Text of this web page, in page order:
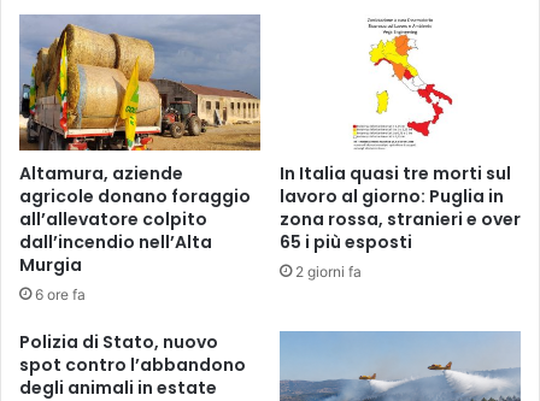
Altamura, aziende
agricole donano foraggio
all’allevatore colpito
dall’incendio nell’Alta
Murgia
6 ore fa
In Italia quasi tre morti sul
lavoro al giorno: Puglia in
zona rossa, stranieri e over
65 i più esposti
2 giorni fa
Polizia di Stato, nuovo
spot contro l’abbandono
degli animali in estate